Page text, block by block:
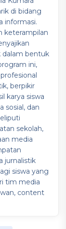
di bidang
informasi.
keterampilan
dalam bentuk
ini,
berpikir
karya siswa
sosial, dan
sekolah,
media
jurnalistik
siswa yang
tim media
content